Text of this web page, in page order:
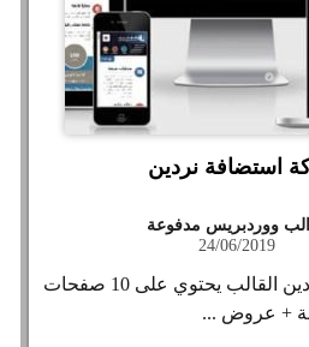
استضافة نردين
ووردبريس مدفوعة
24/06/2019
قالب شركة استضافة نردين القالب يحتوي على 10 صفحات
+ عروض ...